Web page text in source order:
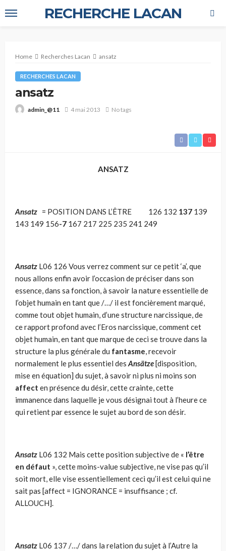
RECHERCHE LACAN
Home Recherches Lacan ansatz
RECHERCHES LACAN
ansatz
admin_@11 4 mai 2013 No tags
ANSATZ
Ansatz = POSITION DANS L’ÊTRE 126 132 137 139
143 149 156-7 167 217 225 235 241 249
Ansatz L06 126 Vous verrez comment sur ce petit ‘a’, que
nous allons enfin avoir l’occasion de préciser dans son
essence, dans sa fonction, à savoir la nature essentielle de
l’objet humain en tant que /…/ il est foncièrement marqué,
comme tout objet humain, d’une structure narcissique, de
ce rapport profond avec l’Eros narcissique, comment cet
objet humain, en tant que marque de ceci se trouve dans la
structure la plus générale du fantasme, recevoir
normalement le plus essentiel des Ansätze [disposition,
mise en équation] du sujet, à savoir ni plus ni moins son
affect en présence du désir, cette crainte, cette
immanence dans laquelle je vous désignai tout à l’heure ce
qui retient par essence le sujet au bord de son désir.
Ansatz L06 132 Mais cette position subjective de « l’être
en défaut », cette moins-value subjective, ne vise pas qu’il
soit mort, elle vise essentiellement ceci qu’il est celui qui ne
sait pas [affect = IGNORANCE = insuffisance ; cf.
ALLOUCH].
Ansatz L06 137 /…/ dans la relation du sujet à l’Autre la